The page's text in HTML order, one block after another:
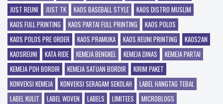
JUST REUNI
JUST TK KAOS BASEBALL STYLE
KAOS DISTRO MUSLIM
KAOS FULL PRINTING
KAOS PARTAI FULL PRINTING
KAOS POLOS
KAOS POLOS PRE ORDER
KAOS PRAMUKA KAOS REUNI PRINTING
KAOS2AN
KAOSREUNI
KATA RIDE KEMEJA BENGKEL KEMEJA DINAS
KEMEJA PARTAI
KEMEJA PDH BORDIR
KEMEJA SATUAN BORDIR
KIRIM PAKET
KONVEKSI KEMEJA
KONVEKSI SERAGAM SEKOLAH
LABEL HANGTAG TEBAL
LABEL KULIT
LABEL WOVEN LABELS LIMITEES
MICROBLOGS